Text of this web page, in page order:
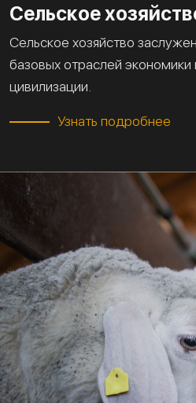
Сельское
Сельское хозяйство
базовых отраслей
цивилизации.
Узнать подробнее